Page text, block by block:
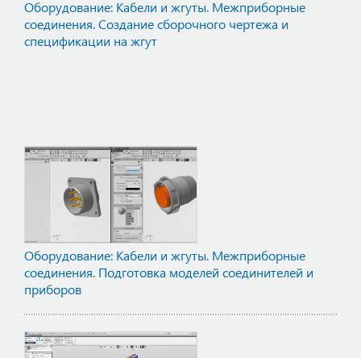
Оборудование: Кабели и жгуты. Межприборные
соединения. Создание сборочного чертежа и
спецификации на жгут
Оборудование: Кабели и жгуты. Межприборные
соединения. Подготовка моделей соединителей и
приборов